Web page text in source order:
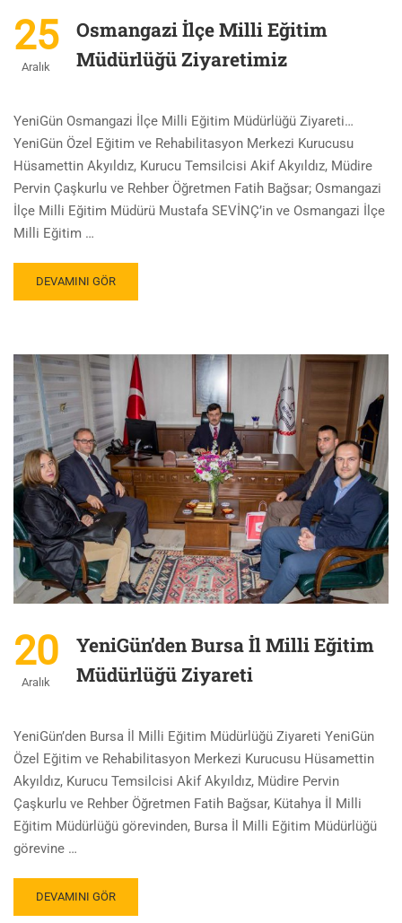
25
Aralık
Osmangazi İlçe Milli Eğitim
Müdürlüğü Ziyaretimiz
YeniGün Osmangazi İlçe Milli Eğitim Müdürlüğü Ziyareti…
YeniGün Özel Eğitim ve Rehabilitasyon Merkezi Kurucusu
Hüsamettin Akyıldız, Kurucu Temsilcisi Akif Akyıldız, Müdire
Pervin Çaşkurlu ve Rehber Öğretmen Fatih Bağsar; Osmangazi
İlçe Milli Eğitim Müdürü Mustafa SEVİNÇ’in ve Osmangazi İlçe
Milli Eğitim …
DEVAMINI GÖR
20
Aralık
YeniGün’den Bursa İl Milli Eğitim
Müdürlüğü Ziyareti
YeniGün’den Bursa İl Milli Eğitim Müdürlüğü Ziyareti YeniGün
Özel Eğitim ve Rehabilitasyon Merkezi Kurucusu Hüsamettin
Akyıldız, Kurucu Temsilcisi Akif Akyıldız, Müdire Pervin
Çaşkurlu ve Rehber Öğretmen Fatih Bağsar, Kütahya İl Milli
Eğitim Müdürlüğü görevinden, Bursa İl Milli Eğitim Müdürlüğü
görevine …
DEVAMINI GÖR